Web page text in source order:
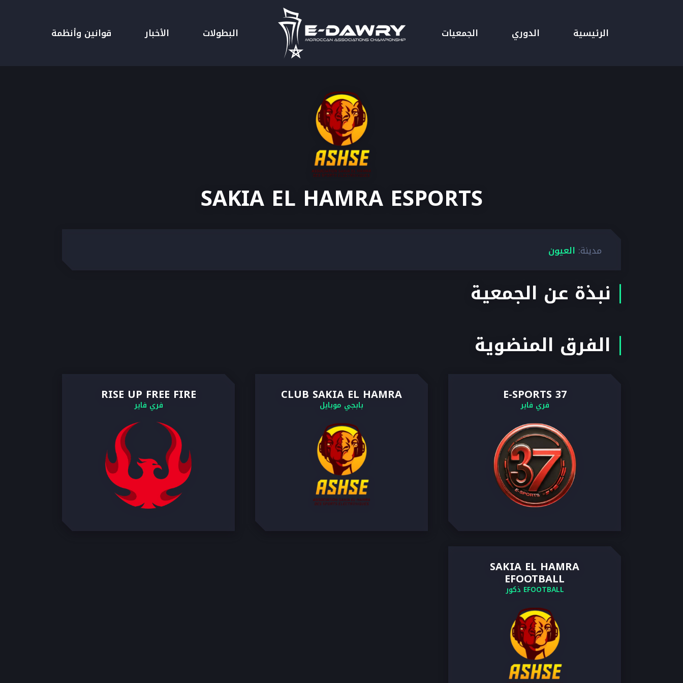
البطولات الأخبار قوانين وأنظمة الرئيسية الدوري الجمعيات
SAKIA EL HAMRA ESPORTS
مدينة: العيون
نبذة عن الجمعية
الفرق المنضوية
37 E-SPORTS
فري فاير
CLUB SAKIA EL HAMRA
بابجي موبايل
RISE UP FREE FIRE
فري فاير
SAKIA EL HAMRA
EFOOTBALL
EFOOTBALL ذكور